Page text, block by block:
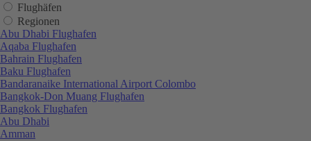
Flughäfen
Regionen
Abu Dhabi Flughafen
Aqaba Flughafen
Bahrain Flughafen
Baku Flughafen
Bandaranaike International Airport Colombo
Bangkok-Don Muang Flughafen
Bangkok Flughafen
Abu Dhabi
Amman